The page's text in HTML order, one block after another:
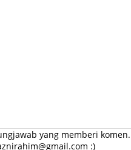
yang memberi
:)